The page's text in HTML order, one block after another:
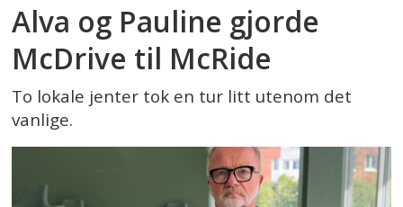
Alva og Pauline gjorde
McDrive til McRide
To lokale jenter tok en tur litt utenom det
vanlige.